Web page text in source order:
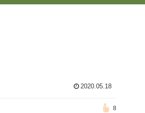
2020.05.18
8